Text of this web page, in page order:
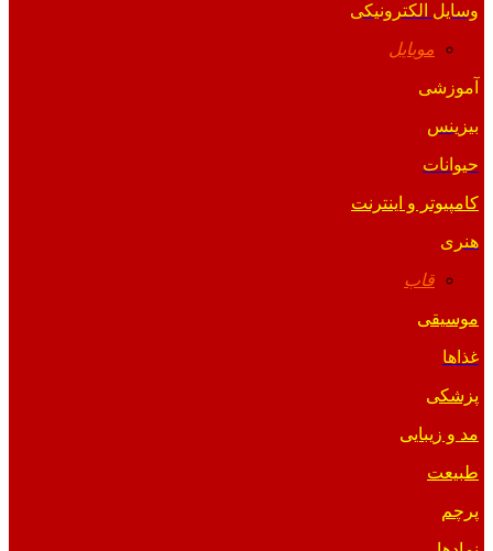
وسایل الکترونیکی
موبایل
آموزشی
بیزینس
حیوانات
کامپیوتر و اینترنت
هنری
قاب
موسیقی
غذاها
پزشکی
مد و زیبایی
طبیعت
پرچم